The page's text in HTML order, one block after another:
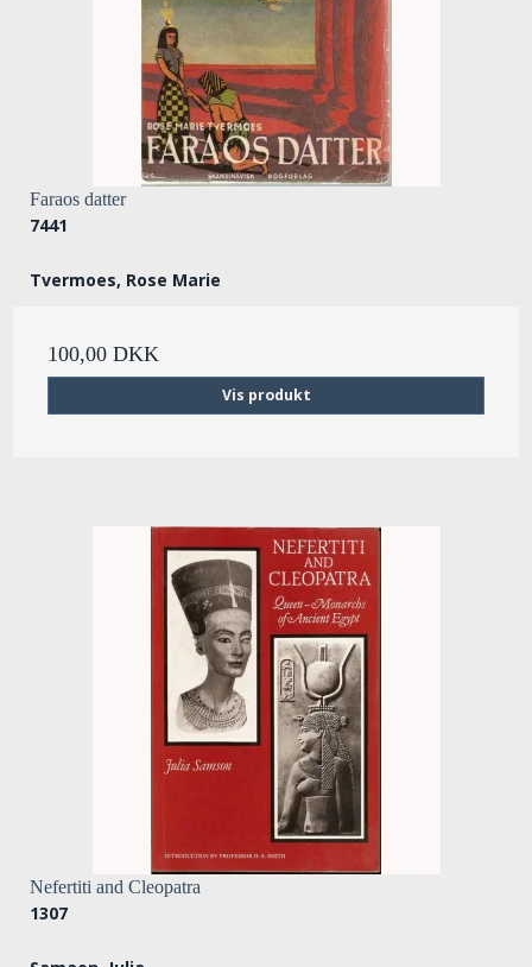
Faraos datter
7441
Tvermoes, Rose Marie
100,00 DKK
Vis produkt
Nefertiti and Cleopatra
1307